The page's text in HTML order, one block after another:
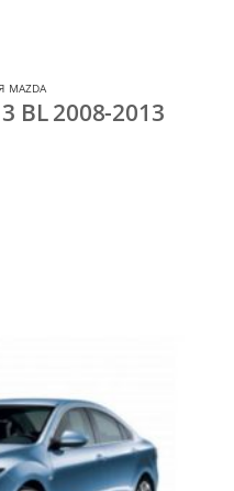
BL 2008-2013